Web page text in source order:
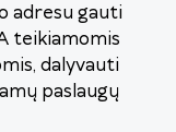
adresu gauti
teikiamomis
dalyvauti
paslaugų